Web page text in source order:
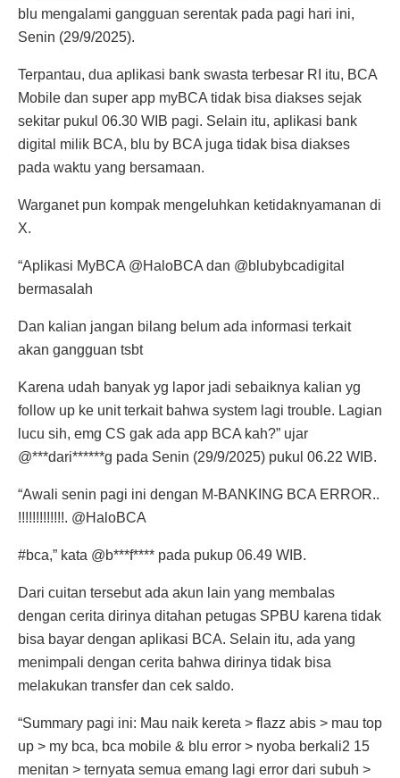
blu mengalami gangguan serentak pada pagi hari ini,
Senin (29/9/2025).
Terpantau, dua aplikasi bank swasta terbesar RI itu, BCA
Mobile dan super app myBCA tidak bisa diakses sejak
sekitar pukul 06.30 WIB pagi. Selain itu, aplikasi bank
digital milik BCA, blu by BCA juga tidak bisa diakses
pada waktu yang bersamaan.
Warganet pun kompak mengeluhkan ketidaknyamanan di
X.
“Aplikasi MyBCA @HaloBCA dan @blubybcadigital
bermasalah
Dan kalian jangan bilang belum ada informasi terkait
akan gangguan tsbt
Karena udah banyak yg lapor jadi sebaiknya kalian yg
follow up ke unit terkait bahwa system lagi trouble. Lagian
lucu sih, emg CS gak ada app BCA kah?” ujar
@***dari******g pada Senin (29/9/2025) pukul 06.22 WIB.
“Awali senin pagi ini dengan M-BANKING BCA ERROR..
!!!!!!!!!!!!!. @HaloBCA
#bca,” kata @b***f**** pada pukup 06.49 WIB.
Dari cuitan tersebut ada akun lain yang membalas
dengan cerita dirinya ditahan petugas SPBU karena tidak
bisa bayar dengan aplikasi BCA. Selain itu, ada yang
menimpali dengan cerita bahwa dirinya tidak bisa
melakukan transfer dan cek saldo.
“Summary pagi ini: Mau naik kereta > flazz abis > mau top
up > my bca, bca mobile & blu error > nyoba berkali2 15
menitan > ternyata semua emang lagi error dari subuh >